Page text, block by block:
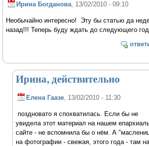
Ирина Богданова, 13/02/2010 - 09:10
Необычайно интересно! Эту бы статью да
назад!!! Теперь буду ждать до следующего
Ирина, действительно
Елена Гаазе , 13/02/2010 - 11:30
поздновато я спохватилась. Если бы не
увидела этот материал на нашем
сайте - не вспомнила бы о нём. А
на фотографии - свежая, этого года - там на